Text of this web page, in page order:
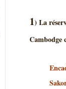
1) La
Cambodge